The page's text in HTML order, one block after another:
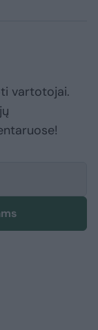
vartotojai.